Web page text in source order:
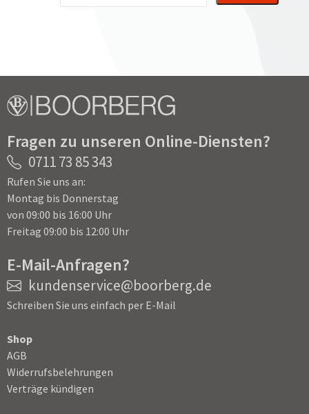
Fragen zu unseren Online-Diensten?
0711 73 85 343
Rufen Sie uns an:
Montag bis Donnerstag
von 09:00 bis 16:00 Uhr
Freitag 09:00 bis 12:00 Uhr
E-Mail-Anfragen?
kundenservice@boorberg.de
Schreiben Sie uns einfach per E-Mail
Shop
AGB
Widerrufsbelehrungen
Verträge kündigen